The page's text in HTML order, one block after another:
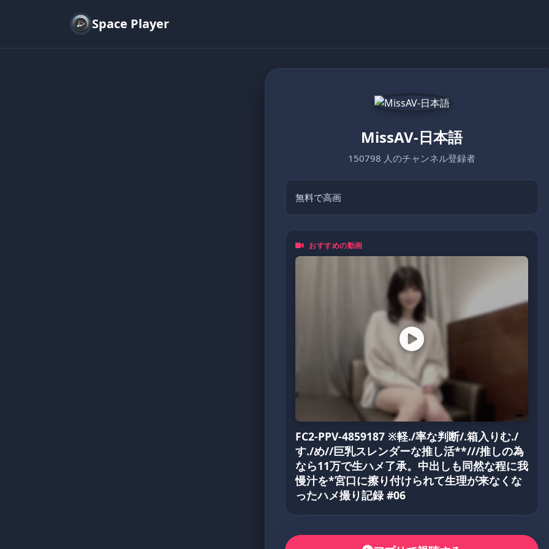
Space Player
MissAV-日本語
150798 人のチャンネル登録者
無料で高画
おすすめの動画
FC2-PPV-4859187 ※軽./率な判断/.箱入りむ./
す./め//巨乳スレンダーな推し活**///推しの為
なら11万で生ハメ了承。中出しも同然な程に我
慢汁を*宮口に擦り付けられて生理が来なくな
ったハメ撮り記録 #06